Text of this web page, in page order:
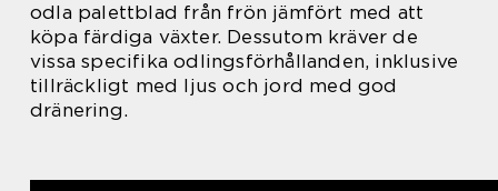
odla palettblad från frön jämfört med att
köpa färdiga växter. Dessutom kräver de
vissa specifika odlingsförhållanden, inklusive
tillräckligt med ljus och jord med god
dränering.